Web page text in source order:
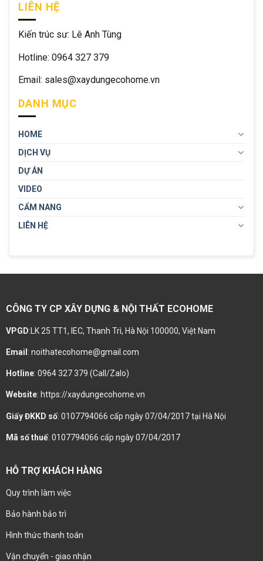
LIÊN HỆ
Kiến trúc sư: Lê Anh Tùng
Hotline: 0964 327 379
Email: sales@xaydungecohome.vn
DANH MỤC
HOME
DỊCH VỤ
DỰ ÁN
VIDEO
CẨM NANG
LIÊN HỆ
CÔNG TY CP XÂY DỰNG & NỘI THẤT ECOHOME
VPGD:LK 25 TT1, IEC, Thanh Trì, Hà Nội 100000, Việt Nam
Email : noithatecohome@gmail.com
Hotline: 0964 327 379 (Call/Zalo)
Website: https://xaydungecohome.vn
Giấy ĐKKD số: 0107794066 cấp ngày 07/04/2017 tại Hà Nội
Mã số thuế: 0107794066 cấp ngày 07/04/2017
HỖ TRỢ KHÁCH HÀNG
Quy trình làm việc
Bảo hành bảo trì
Hình thức thanh toán
Vận chuyển - giao nhận